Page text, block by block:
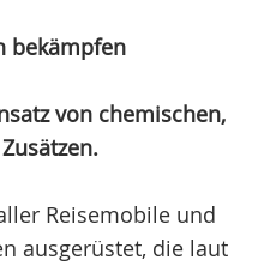
bekämpfen
von chemischen,
Reisemobile und
ausgerüstet, die laut